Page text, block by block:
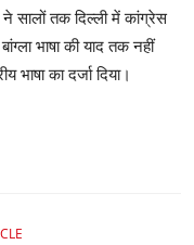
सालों तक दिल्ली में कांग्रेस
भाषा की याद तक नहीं
का दर्जा दिया।